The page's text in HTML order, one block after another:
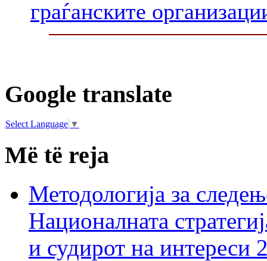
граѓанските
Google translate
Select Language ▼
Më të reja
Методологија за
Националната
и судирот на интереси